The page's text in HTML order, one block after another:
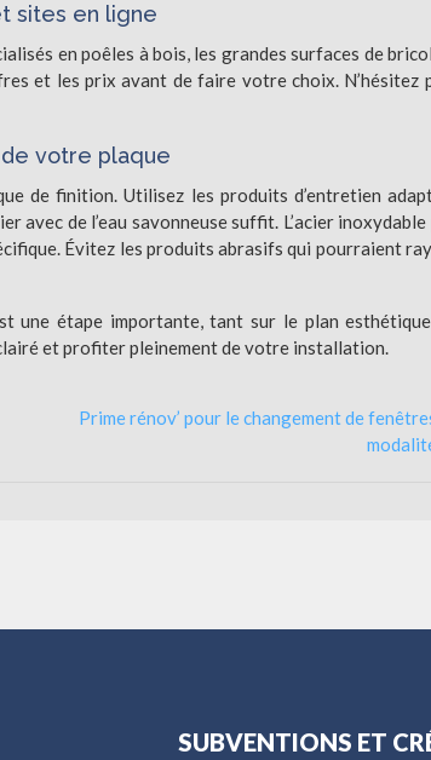
sites en ligne
en poêles à bois, les grandes surfaces de
et les prix avant de faire votre choix. N’hésitez
votre plaque
de finition. Utilisez les produits d’entretien
de l’eau savonneuse suffit. L’acier
Évitez les produits abrasifs qui pourraient
une étape importante, tant sur le plan
et profiter pleinement de votre installation.
Prime rénov’ pour le changement de
SUBVENTIONS ET